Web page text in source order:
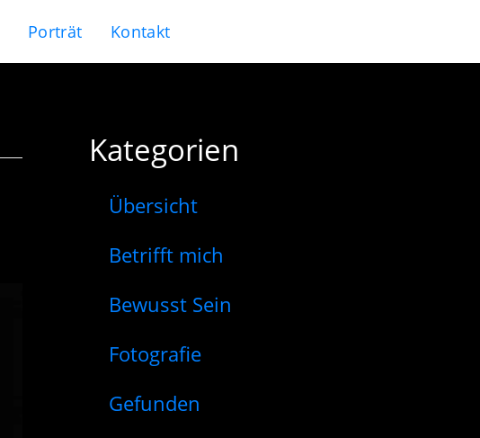
Porträt Kontakt
Kategorien
Übersicht
Betrifft mich
Bewusst Sein
Fotografie
Gefunden